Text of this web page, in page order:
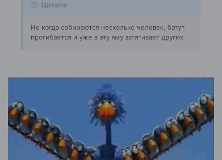
Цитата
Но когда собираются несколько человек, батут
прогибается и уже в эту яму затягивает других